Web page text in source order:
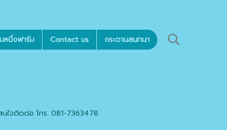
หนึ่งฟาร์ม Contact us กระดานสนทนา
จติดต่อ โทร. 081-7363478